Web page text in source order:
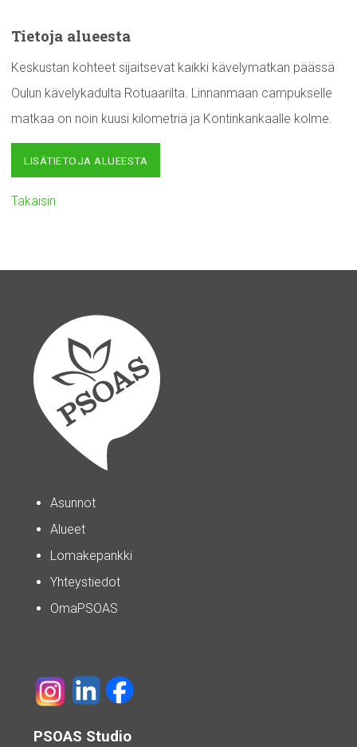
Tietoja alueesta
Keskustan kohteet sijaitsevat kaikki kävelymatkan päässä
Oulun kävelykadulta Rotuaarilta. Linnanmaan campukselle
matkaa on noin kuusi kilometriä ja Kontinkankaalle kolme.
LISÄTIETOJA ALUEESTA
Takaisin
Asunnot
Alueet
Lomakepankki
Yhteystiedot
OmaPSOAS
PSOAS Studio